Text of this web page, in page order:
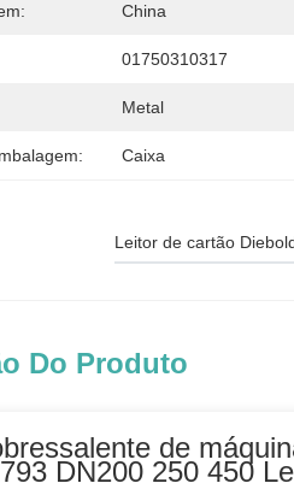
China
01750310317
Metal
Caixa
Leitor de cartão
Do Produto
de
DN200 250 450